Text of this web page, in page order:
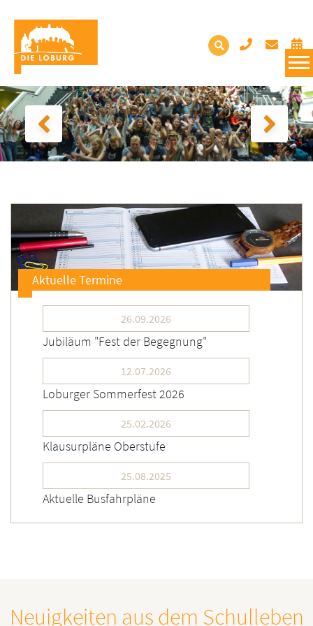
Aktuelle Termine
26.09.2026
Jubiläum "Fest der Begegnung"
12.07.2026
Loburger Sommerfest 2026
25.02.2026
Klausurpläne Oberstufe
25.08.2025
Aktuelle Busfahrpläne
Neuigkeiten aus dem Schulleben